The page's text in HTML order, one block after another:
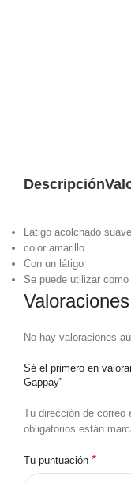
Descripción
Látigo acolchado
color amarillo
Con un látigo
Se puede utilizar
Valoraciones
No hay valoraciones
Sé el primero en
Gappay”
Tu dirección de correo
obligatorios están
Tu puntuación *